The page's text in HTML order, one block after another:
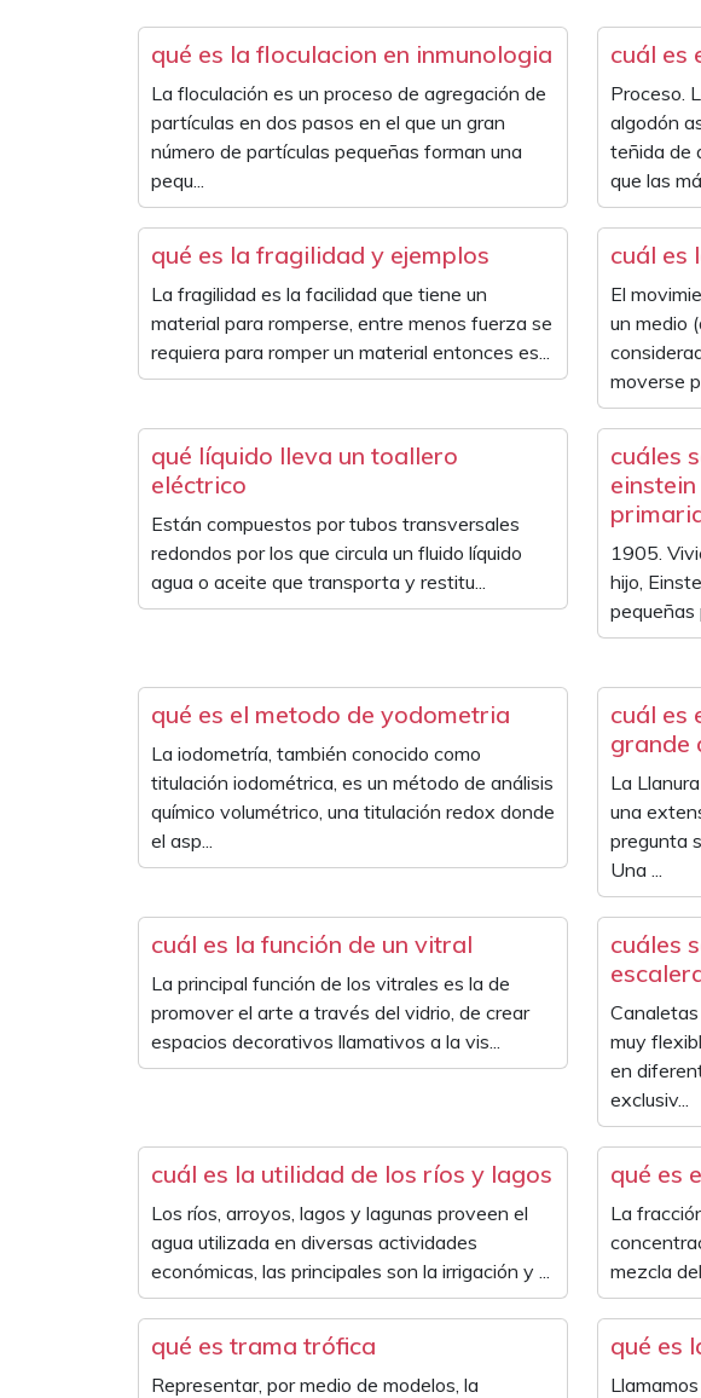
qué es la floculacion en inmunologia
La floculación es un proceso de agregación de
partículas en dos pasos en el que un gran
número de partículas pequeñas forman una
pequ...
cuál es
Proceso.
algodón
teñida de
que las
qué es la fragilidad y ejemplos
La fragilidad es la facilidad que tiene un
material para romperse, entre menos fuerza se
requiera para romper un material entonces es...
cuál es
El
un medio
moverse
qué líquido lleva un toallero
eléctrico
Están compuestos por tubos transversales
redondos por los que circula un fluido líquido
agua o aceite que transporta y restitu...
cuáles
1905.
hijo,
pequeñas
qué es el metodo de yodometria
La iodometría, también conocido como
titulación iodométrica, es un método de análisis
químico volumétrico, una titulación redox donde
el asp...
cuál es
grande
La
una
pregunta
Una ...
cuál es la función de un vitral
La principal función de los vitrales es la de
promover el arte a través del vidrio, de crear
espacios decorativos llamativos a la vis...
cuáles
muy
en
exclusiv...
cuál es la utilidad de los ríos y lagos
Los ríos, arroyos, lagos y lagunas proveen el
agua utilizada en diversas actividades
económicas, las principales son la irrigación y ...
qué es
La
mezcla
qué es trama trófica
Representar, por medio de modelos, la
qué es